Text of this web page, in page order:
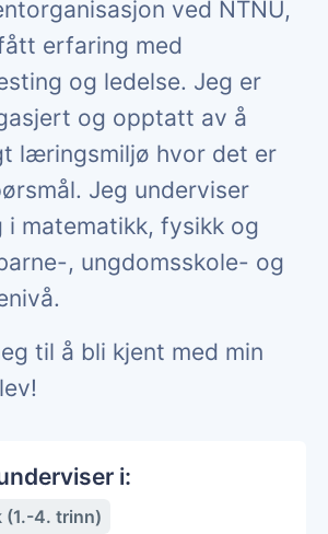
ved NTNU,
erfaring med
og ledelse. Jeg er
og opptatt av å
læringsmiljø hvor det er
Jeg underviser
i matematikk, fysikk og
, ungdomsskole- og
til å bli kjent med min
i:
(1.-4. trinn)